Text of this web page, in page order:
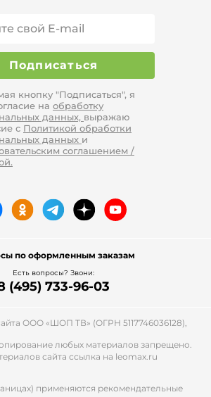
Подписаться
кнопку "Подписаться", я
на обработку
данных, выражаю
с Политикой обработки
данных и
соглашением /
по оформленным заказам
Есть вопросы? Звони:
(495) 733-96-03
ООО «ШОП ТВ» (ОГРН 5117746036128),
любых материалов запрещено.
сайта ссылка на leomax.ru
применяются рекомендательные